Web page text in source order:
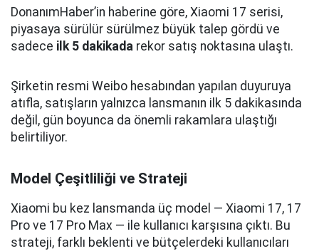
DonanımHaber’in haberine göre, Xiaomi 17 serisi,
piyasaya sürülür sürülmez büyük talep gördü ve
sadece ilk 5 dakikada rekor satış noktasına ulaştı.
Şirketin resmi Weibo hesabından yapılan duyuruya
atıfla, satışların yalnızca lansmanın ilk 5 dakikasında
değil, gün boyunca da önemli rakamlara ulaştığı
belirtiliyor.
Model Çeşitliliği ve Strateji
Xiaomi bu kez lansmanda üç model — Xiaomi 17, 17
Pro ve 17 Pro Max — ile kullanıcı karşısına çıktı. Bu
strateji, farklı beklenti ve bütçelerdeki kullanıcıları